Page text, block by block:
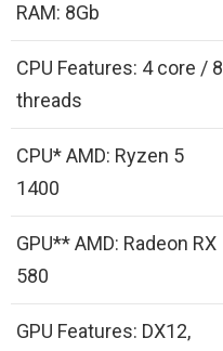
RAM: 8Gb
CPU Features: 4 core / 8
threads
CPU* AMD: Ryzen 5
1400
GPU** AMD: Radeon RX
580
GPU Features: DX12,